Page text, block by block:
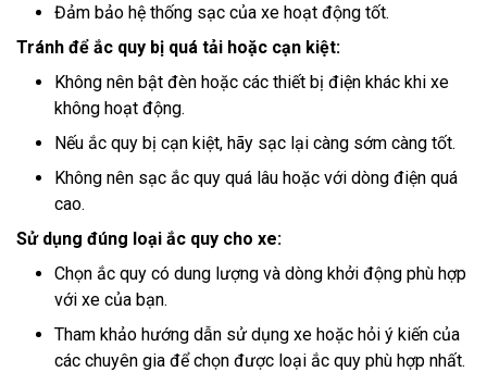
Đảm bảo hệ thống sạc của xe hoạt động tốt.
Tránh để ắc quy bị quá tải hoặc cạn kiệt:
Không nên bật đèn hoặc các thiết bị điện khác khi xe
không hoạt động.
Nếu ắc quy bị cạn kiệt, hãy sạc lại càng sớm càng tốt.
Không nên sạc ắc quy quá lâu hoặc với dòng điện quá
cao.
Sử dụng đúng loại ắc quy cho xe:
Chọn ắc quy có dung lượng và dòng khởi động phù hợp
với xe của bạn.
Tham khảo hướng dẫn sử dụng xe hoặc hỏi ý kiến của
các chuyên gia để chọn được loại ắc quy phù hợp nhất.